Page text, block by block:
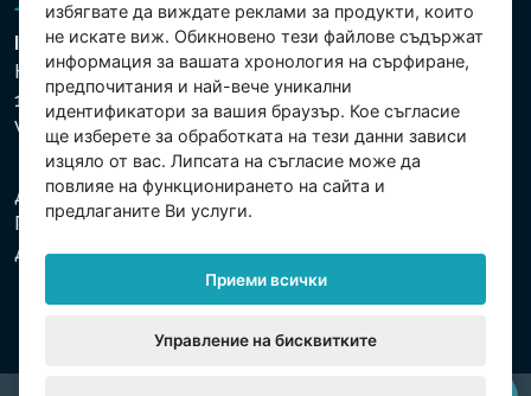
Intex Trading, s.r.o.
Hradecká 2526/3
130 00 Praha 3
Vinohrady - Česká republika
Дружеството е регистрирано в Градския съд в
Прага, раздел С, партида 74759. Ид.№: 26150808,
Данъчен Ид.№: CZ26150808.
избягвате да виждате реклами за продукти, които
не искате виж. Обикновено тези файлове съдържат
информация за вашата хронология на сърфиране,
предпочитания и най-вече уникални
идентификатори за вашия браузър. Кое съгласие
ще изберете за обработката на тези данни зависи
изцяло от вас. Липсата на съгласие може да
повлияе на функционирането на сайта и
предлаганите Ви услуги.
Приеми всички
Управление на бисквитките